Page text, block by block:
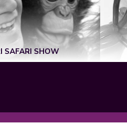
SAFARI SHOW